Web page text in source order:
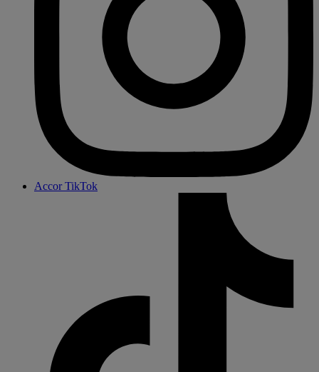
Accor TikTok